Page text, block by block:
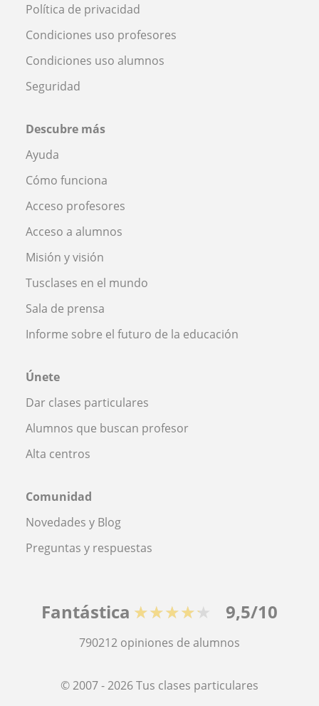
Política de privacidad
Condiciones uso profesores
Condiciones uso alumnos
Seguridad
Descubre más
Ayuda
Cómo funciona
Acceso profesores
Acceso a alumnos
Misión y visión
Tusclases en el mundo
Sala de prensa
Informe sobre el futuro de la educación
Únete
Dar clases particulares
Alumnos que buscan profesor
Alta centros
Comunidad
Novedades y Blog
Preguntas y respuestas
Fantástica ★★★★★ 9,5/10
790212 opiniones de alumnos
© 2007 - 2026 Tus clases particulares